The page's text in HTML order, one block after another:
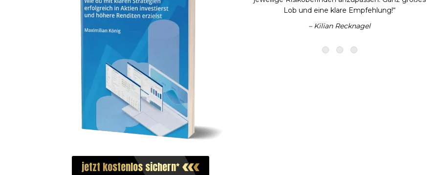
jetzt kostenlossichern
Lob und eine klare Empfehlung!“
– Kilian Recknagel